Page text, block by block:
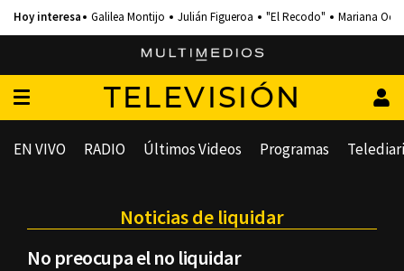
Galilea Montijo Julián Figueroa "El Recodo" Mariana
TELEVISIÓN
EN VIVO RADIO Últimos Videos Programas
Noticias de liquidar
No preocupa el no liquidar